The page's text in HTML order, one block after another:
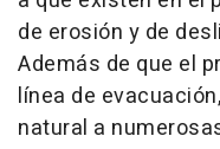
de erosión y de
Además de que el
línea de
natural a